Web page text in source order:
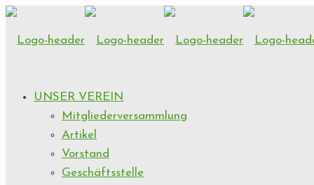
UNSER VEREIN
Mitgliederversammlung
Artikel
Vorstand
Geschäftsstelle